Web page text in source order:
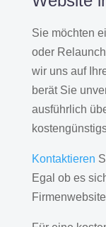
Sie möchten
oder
wir uns auf
berät Sie
ausführlich
Kontaktieren
Egal ob es